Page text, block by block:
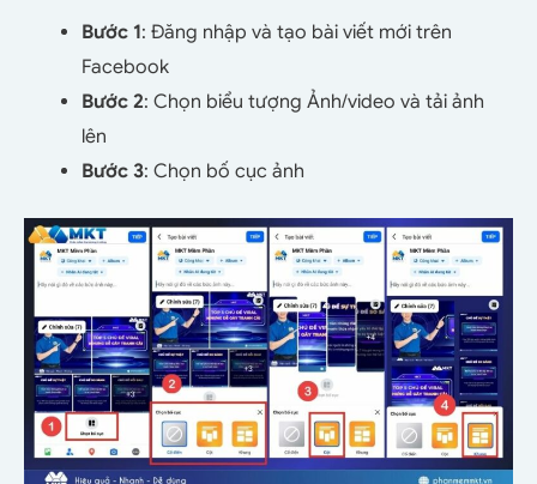
Bước 1: Đăng nhập và tạo bài viết mới trên
Facebook
Bước 2: Chọn biểu tượng Ảnh/video và tải ảnh
lên
Bước 3: Chọn bố cục ảnh